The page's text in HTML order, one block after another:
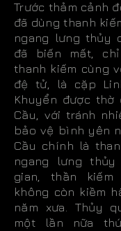
Trước thảm cảnh
đã dùng thanh
ngang lưng thủy
đã biến mất,
thanh kiếm cùng
đệ tử, là cặp
Khuyển được thờ
Cầu, với tránh
bảo vệ bình yên
Cầu chính là
ngang lưng thủy
gian, thần
không còn kiềm
năm xưa. Thủy
một lần nữa